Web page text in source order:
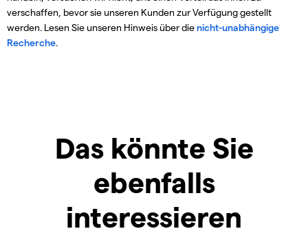
verschaffen, bevor sie unseren Kunden zur Verfügung gestellt
werden. Lesen Sie unseren Hinweis über dienicht-unabhängige
Recherche.
Das könnte Sie
ebenfalls
interessieren